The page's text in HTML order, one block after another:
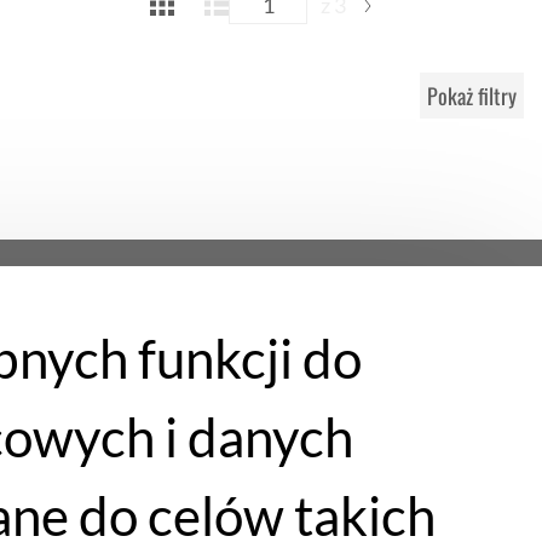
Pokaż filtry
funkcji do
i danych
do celów takich